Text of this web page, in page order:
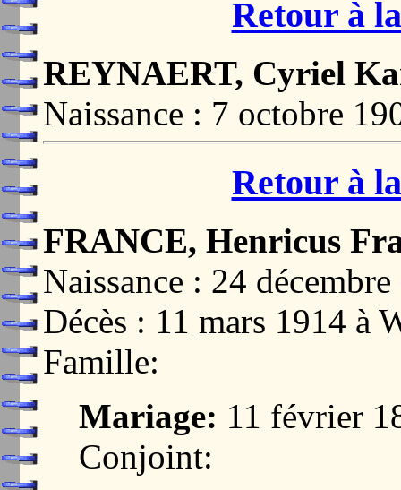
Retour à
REYNAERT, Cyriel
Naissance : 7 octobre
Retour à
FRANCE, Henricus
Naissance : 24
Décès : 11 mars 1914 à
Famille:
Mariage: 11 février
Conjoint: